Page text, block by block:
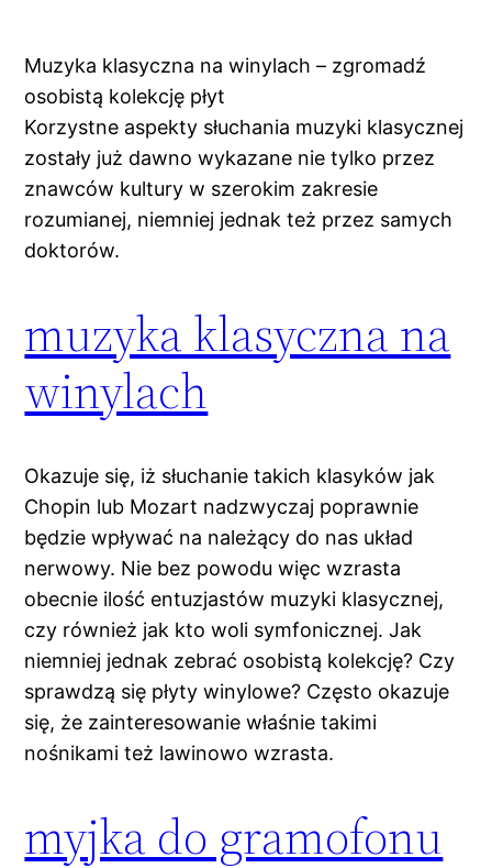
Muzyka klasyczna na winylach – zgromadź
osobistą kolekcję płyt
Korzystne aspekty słuchania muzyki klasycznej
zostały już dawno wykazane nie tylko przez
znawców kultury w szerokim zakresie
rozumianej, niemniej jednak też przez samych
doktorów.
muzyka klasyczna na
winylach
Okazuje się, iż słuchanie takich klasyków jak
Chopin lub Mozart nadzwyczaj poprawnie
będzie wpływać na należący do nas układ
nerwowy. Nie bez powodu więc wzrasta
obecnie ilość entuzjastów muzyki klasycznej,
czy również jak kto woli symfonicznej. Jak
niemniej jednak zebrać osobistą kolekcję? Czy
sprawdzą się płyty winylowe? Często okazuje
się, że zainteresowanie właśnie takimi
nośnikami też lawinowo wzrasta.
myjka do gramofonu